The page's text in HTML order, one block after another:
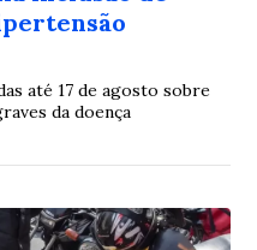
até 17 de agosto sobre
da doença